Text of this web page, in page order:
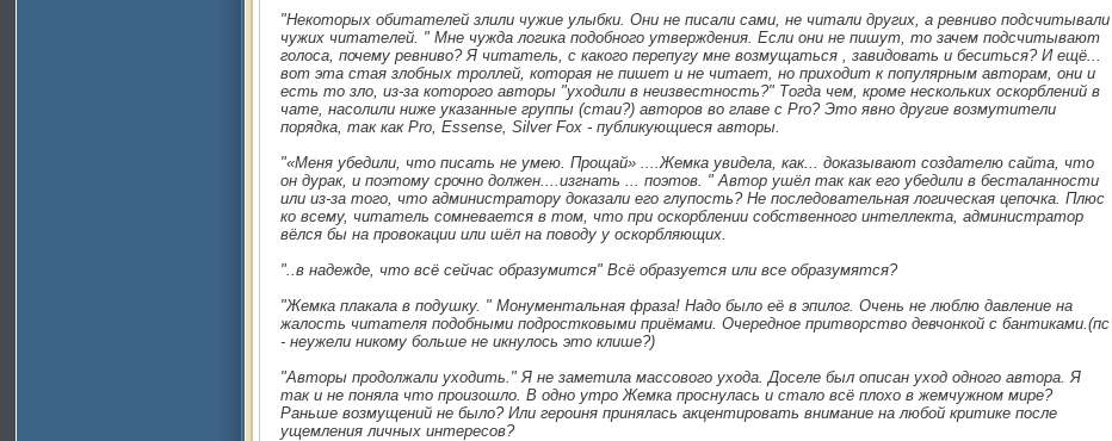
"Некоторых обитателей злили чужие улыбки. Они не писали сами, не читали других, а ревниво подсчитывали
чужих читателей. " Мне чужда логика подобного утверждения. Если они не пишут, то зачем подсчитывают
голоса, почему ревниво? Я читатель, с какого перепугу мне возмущаться , завидовать и беситься? И ещё...
вот эта стая злобных троллей, которая не пишет и не читает, но приходит к популярным авторам, они и
есть то зло, из-за которого авторы "уходили в неизвестность?" Тогда чем, кроме нескольких оскорблений в
чате, насолили ниже указанные группы (стаи?) авторов во главе с Pro? Это явно другие возмутители
порядка, так как Pro, Essense, Silver Fox - публикующиеся авторы.
"«Меня убедили, что писать не умею. Прощай» ....Жемка увидела, как... доказывают создателю сайта, что
он дурак, и поэтому срочно должен....изгнать ... поэтов. " Автор ушёл так как его убедили в бесталанности
или из-за того, что администратору доказали его глупость? Не последовательная логическая цепочка. Плюс
ко всему, читатель сомневается в том, что при оскорблении собственного интеллекта, администратор
вёлся бы на провокации или шёл на поводу у оскорбляющих.
"..в надежде, что всё сейчас образумится" Всё образуется или все образумятся?
"Жемка плакала в подушку. " Монументальная фраза! Надо было её в эпилог. Очень не люблю давление на
жалость читателя подобными подростковыми приёмами. Очередное притворство девчонкой с бантиками.(пс
- неужели никому больше не икнулось это клише?)
"Авторы продолжали уходить." Я не заметила массового ухода. Доселе был описан уход одного автора. Я
так и не поняла что произошло. В одно утро Жемка проснулась и стало всё плохо в жемчужном мире?
Раньше возмущений не было? Или героиня принялась акцентировать внимание на любой критике после
ущемления личных интересов?